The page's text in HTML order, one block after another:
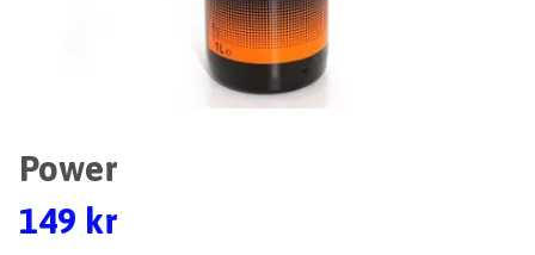
Power
149 kr